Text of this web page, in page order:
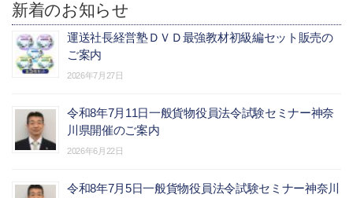
新着のお知らせ
運送社長経営塾ＤＶＤ最強教材初級編セット販売の
ご案内
2026年7月27日
令和8年7月11日一般貨物役員法令試験セミナー神奈
川県開催のご案内
2026年6月22日
令和8年7月5日一般貨物役員法令試験セミナー神奈川